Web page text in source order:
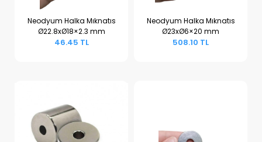
Sepete Ekle
Neodyum Halka Mıknatıs
Ø22.8xØ18×2.3 mm
46.45 TL
Sepete Ekle
Neodyum Halka Mıknatıs
Ø23xØ6×20 mm
508.10 TL